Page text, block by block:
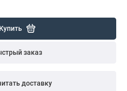
Купить
заказ
доставку